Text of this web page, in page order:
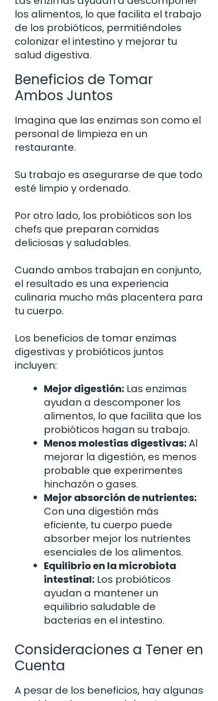
los alimentos, lo que facilita el trabajo
de los probióticos, permitiéndoles
colonizar el intestino y mejorar tu
salud digestiva.
Beneficios de Tomar
Ambos Juntos
Imagina que las enzimas son como el
personal de limpieza en un
restaurante.
Su trabajo es asegurarse de que todo
esté limpio y ordenado.
Por otro lado, los probióticos son los
chefs que preparan comidas
deliciosas y saludables.
Cuando ambos trabajan en conjunto,
el resultado es una experiencia
culinaria mucho más placentera para
tu cuerpo.
Los beneficios de tomar enzimas
digestivas y probióticos juntos
incluyen:
Mejor digestión: Las enzimas
ayudan a descomponer los
alimentos, lo que facilita que los
probióticos hagan su trabajo.
Menos molestias digestivas:Al
mejorar la digestión, es menos
probable que experimentes
hinchazón o gases.
Mejor absorción de nutrientes:
Con una digestión más
eficiente, tu cuerpo puede
absorber mejor los nutrientes
esenciales de los alimentos.
Equilibrio en la microbiota
intestinal: Los probióticos
ayudan a mantener un
equilibrio saludable de
bacterias en el intestino.
Consideraciones a Tener en
Cuenta
A pesar de los beneficios, hay algunas